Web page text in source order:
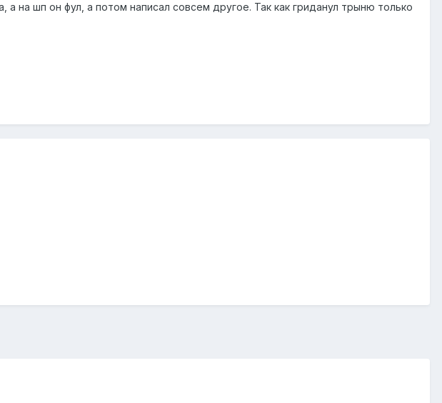
а на шп он фул, а потом написал совсем другое. Так как гриданул трыню только